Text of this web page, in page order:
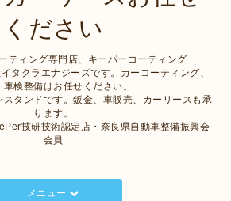
ください
ティング専門店、キーパーコーティング
タクラエナジーズです。カーコーティング、
車検整備はお任せください。
タンドです。鈑金、車販売、カーリースも承
ります。
技研技術認定店・奈良県自動車整備振興会
会員
メニュー